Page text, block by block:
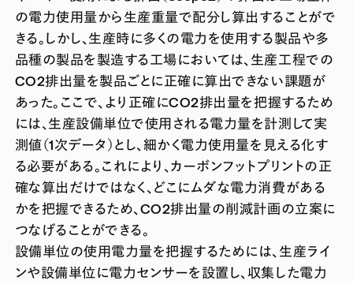
の電力使用量から生産重量で配分し算出することがで
きる。しかし、生産時に多くの電力を使用する製品や多
品種の製品を製造する工場においては、生産工程での
CO2排出量を製品ごとに正確に算出できない課題が
あった。ここで、より正確にCO2排出量を把握するため
には、生産設備単位で使用される電力量を計測して実
測値（1次データ）とし、細かく電力使用量を見える化す
る必要がある。これにより、カーボンフットプリントの正
確な算出だけではなく、どこにムダな電力消費がある
かを把握できるため、CO2排出量の削減計画の立案に
つなげることができる。
設備単位の使用電力量を把握するためには、生産ライ
ンや設備単位に電力センサーを設置し、収集した電力